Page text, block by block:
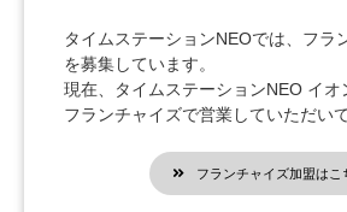
タイムステーションNEOでは、フラ
を募集しています。
現在、タイムステーションNEO イオ
フランチャイズで営業していただいて
フランチャイズ加盟はこ